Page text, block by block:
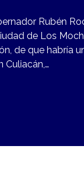
Rubén
de Los
de que habría